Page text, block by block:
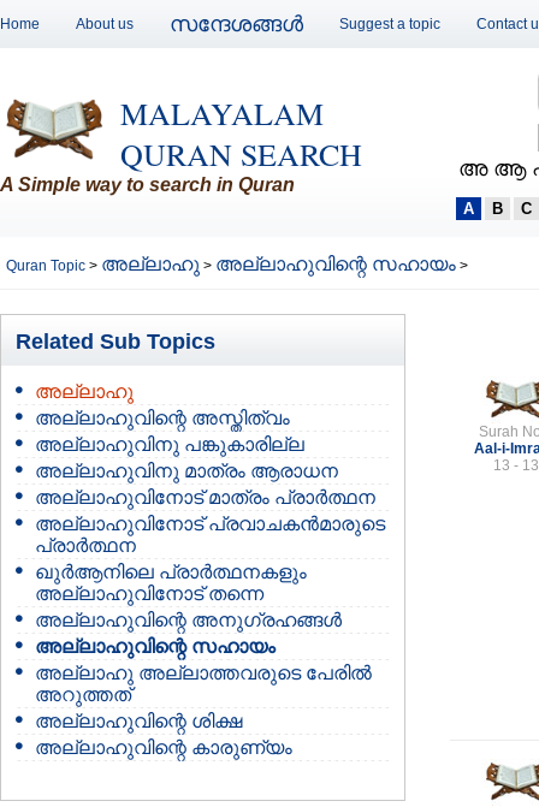
Home About us സന്ദേശങ്ങള്‍ Suggest a topic Contact
MALAYALAM
QURAN SEARCH
A Simple way to search in Quran
അ ആ
A B C
Quran Topic > അല്ലാഹു > അല്ലാഹുവിന്റെ സഹായം >
Related Sub Topics
അല്ലാഹു
അല്ലാഹുവിന്റെ അസ്തിത്വം
അല്ലാഹുവിനു പങ്കുകാരില്ല
അല്ലാഹുവിനു മാത്രം ആരാധന
അല്ലാഹുവിനോട് മാത്രം പ്രാര്‍ത്ഥന
അല്ലാഹുവിനോട് പ്രവാചകന്‍മാരുടെ
പ്രാര്‍ത്ഥന
ഖുര്‍ആനിലെ പ്രാര്‍ത്ഥനകളും
അല്ലാഹുവിനോട് തന്നെ
അല്ലാഹുവിന്റെ അനുഗ്രഹങ്ങള്‍
അല്ലാഹുവിന്റെ സഹായം
അല്ലാഹു അല്ലാത്തവരുടെ പേരില്‍
അറുത്തത്
അല്ലാഹുവിന്റെ ശിക്ഷ
അല്ലാഹുവിന്റെ കാരുണ്യം
Surah
Aal-i-
13 - 13